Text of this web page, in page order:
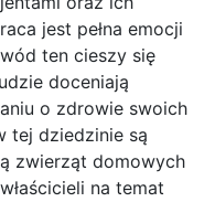
jest pełna emocji
ten cieszy się
doceniają
o zdrowie swoich
tej dziedzinie są
zwierząt domowych
na temat